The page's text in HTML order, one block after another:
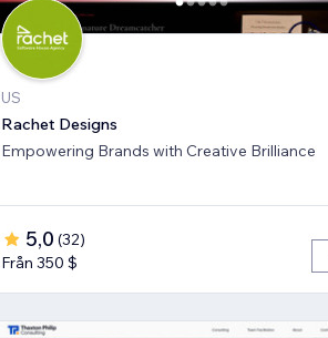
US
Rachet Designs
Empowering Brands with Creative Brilliance
5,0 (32)
Från 350 $